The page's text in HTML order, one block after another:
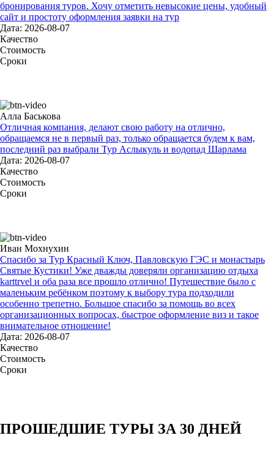
бронирования туров. Хочу отметить невысокие цены, удобный
сайт и простоту оформления заявки на тур
Дата: 2026-08-07
Качество
Стоимость
Сроки
Алла Баськова
Отличная компания, делают свою работу на отлично,
обращаемся не в первый раз, только обращается будем к вам,
последний раз выбрали Тур Аслыкуль и водопад Шарлама
Дата: 2026-08-07
Качество
Стоимость
Сроки
Иван Мохнухин
Спасибо за Тур Красный Ключ, Павловскую ГЭС и монастырь
Святые Кустики! Уже дважды доверяли организацию отдыха
karttrvel и оба раза все прошло отлично! Путешествие было с
маленьким ребёнком поэтому к выбору тура подходили
особенно трепетно. Большое спасибо за помощь во всех
организационных вопросах, быстрое оформление виз и такое
внимательное отношение!
Дата: 2026-08-07
Качество
Стоимость
Сроки
ПРОШЕДШИЕ ТУРЫ ЗА 30 ДНЕЙ